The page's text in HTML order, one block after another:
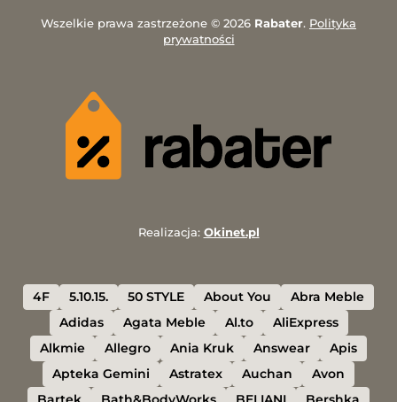
Wszelkie prawa zastrzeżone © 2026 Rabater. Polityka
prywatności
Realizacja: Okinet.pl
4F 5.10.15. 50 STYLE About You
Abra Meble
Adidas
Agata Meble Al.to
AliExpress
Alkmie
Allegro Ania Kruk Answear
Apis
Apteka Gemini
Astratex Auchan
Avon